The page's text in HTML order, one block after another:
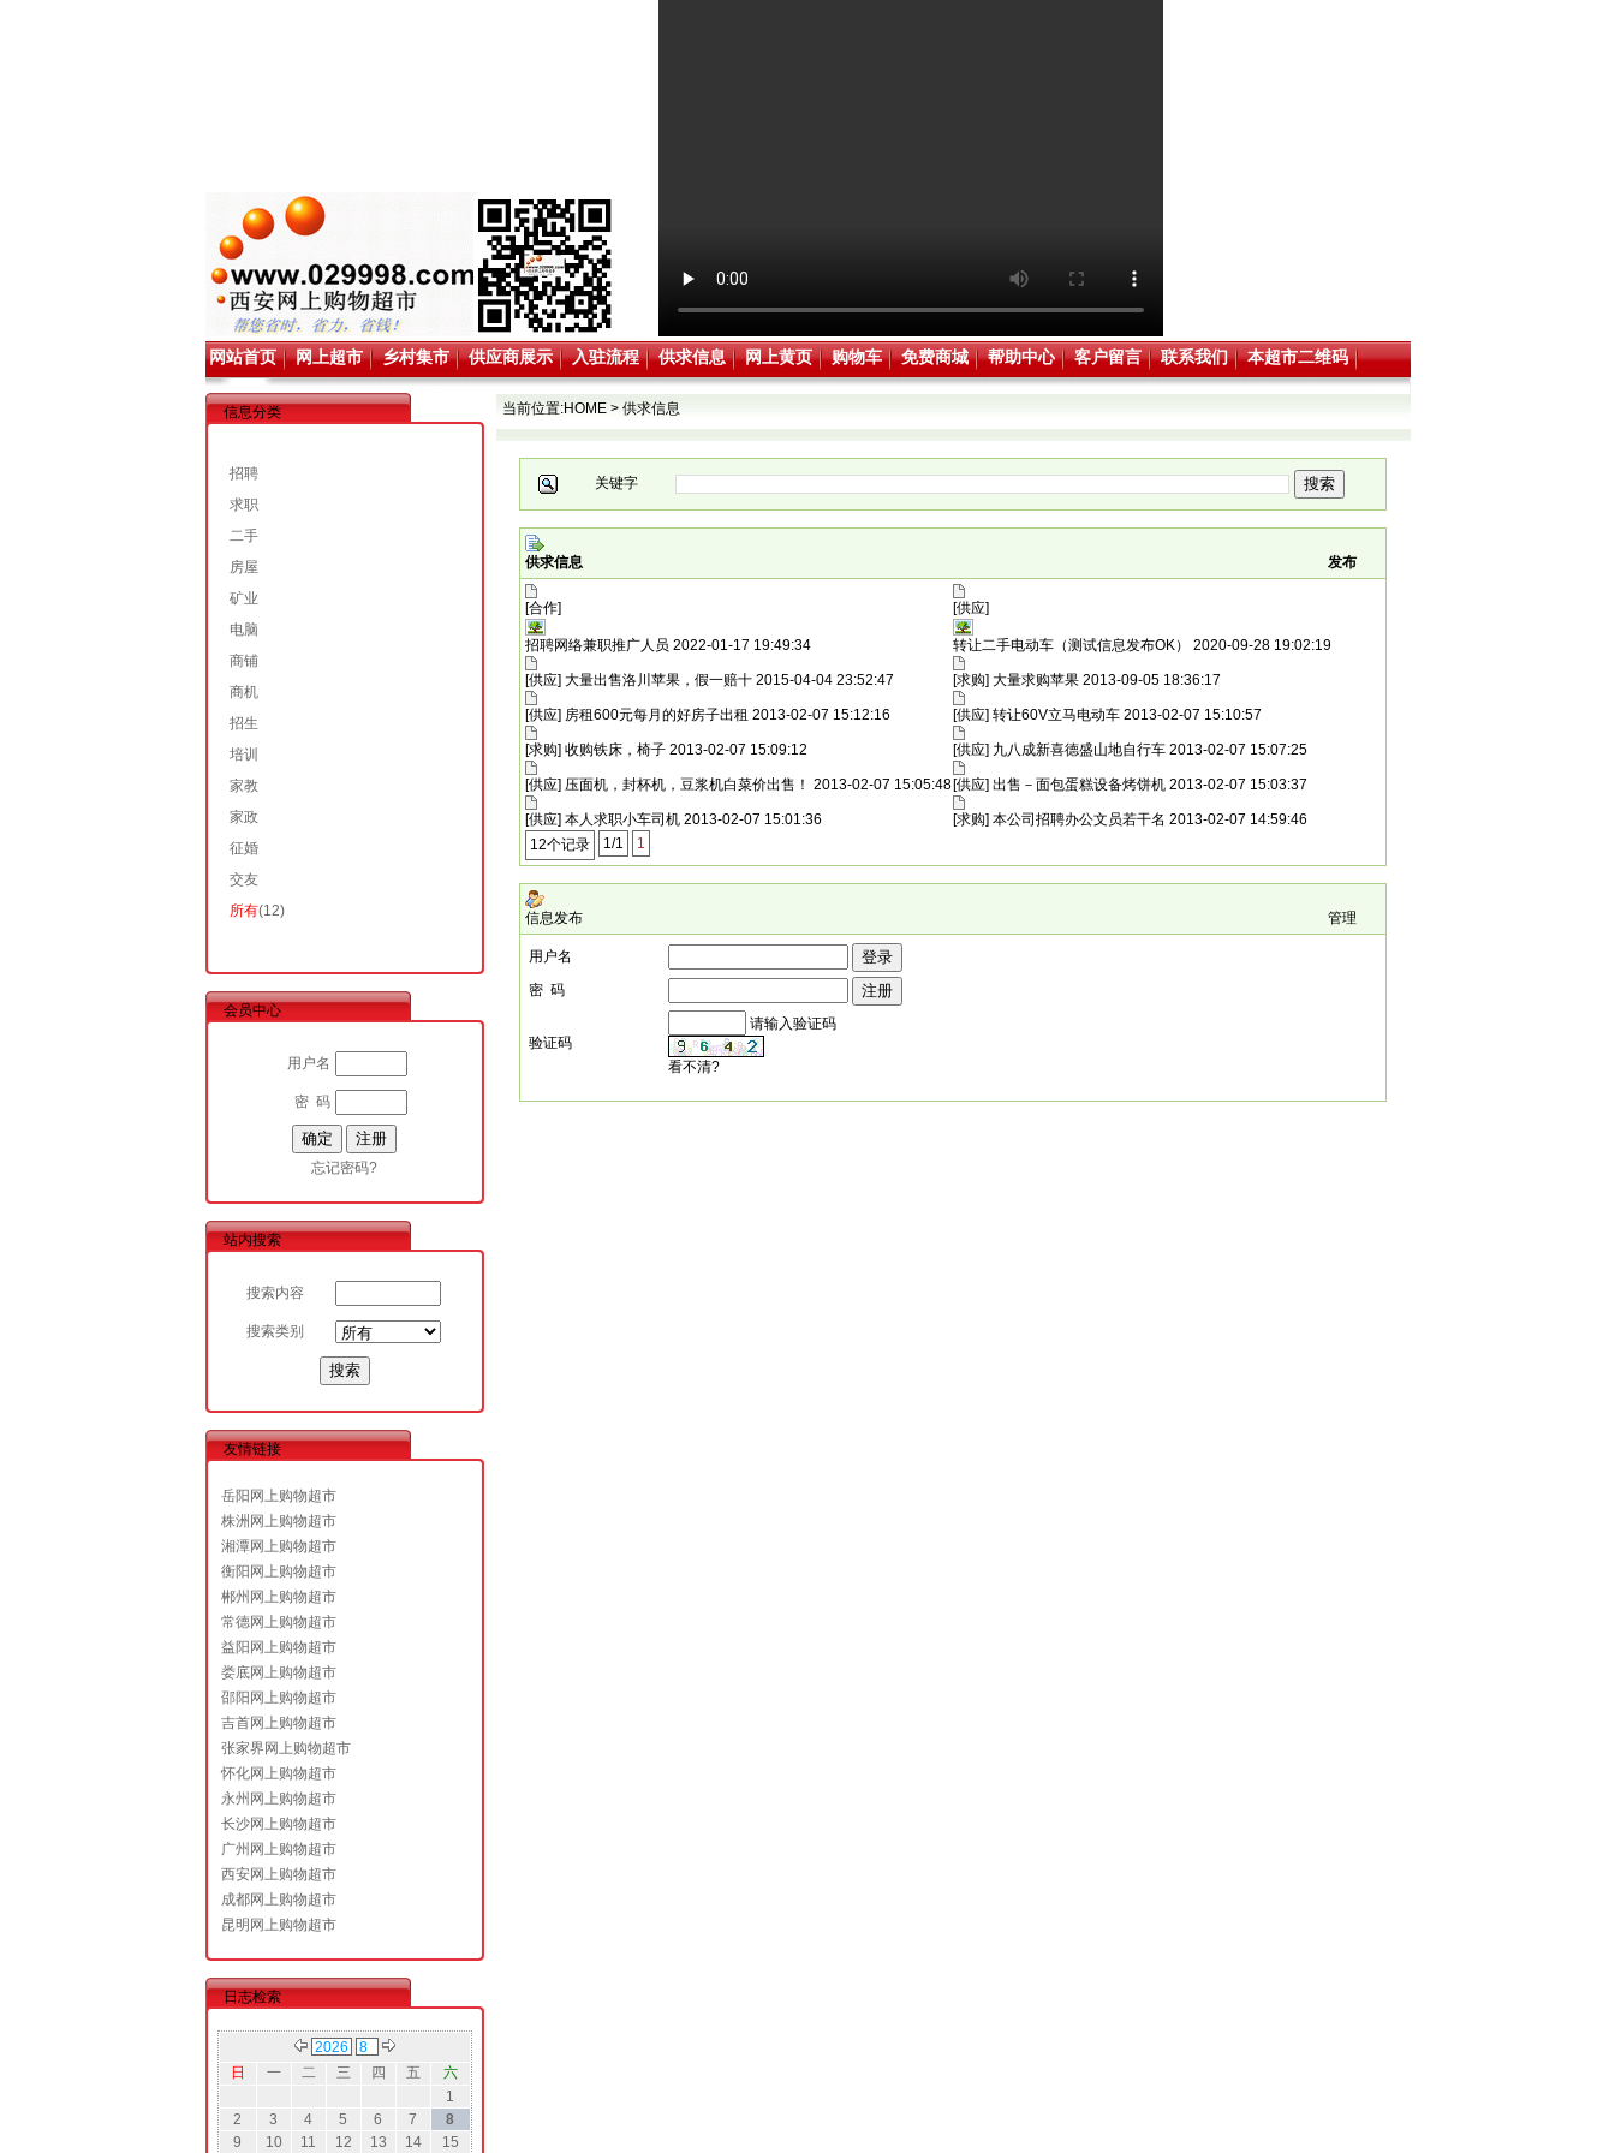
网站首页 网上超市 乡村集市 供应商展示 入驻流程 供求信息 网上黄页 购物车 免费商城 帮助中心 客户留言 联系我们 本超市二维码
信息分类
招聘
求职
二手
房屋
矿业
电脑
商铺
商机
招生
培训
家教
家政
征婚
交友
所有(12)
会员中心
用户名
密 码
忘记密码?
站内搜索
搜索内容
搜索类别
友情链接
岳阳网上购物超市
株洲网上购物超市
湘潭网上购物超市
衡阳网上购物超市
郴州网上购物超市
常德网上购物超市
益阳网上购物超市
娄底网上购物超市
邵阳网上购物超市
吉首网上购物超市
张家界网上购物超市
怀化网上购物超市
永州网上购物超市
长沙网上购物超市
广州网上购物超市
西安网上购物超市
成都网上购物超市
昆明网上购物超市
日志检索
日 一 二 三 四 五
六
1
2
3 4 5 6 7
8
9
10 11 12 13 14 15
当前位置:HOME> 供求信息
关键字
供求信息 发布
[合作]
招聘网络兼职推广人员 2022-01-17 19:49:34
[供应]
转让二手电动车（测试信息发布OK） 2020-09-28 19:02:19
[供应] 大量出售洛川苹果，假一赔十 2015-04-04 23:52:47 [求购] 大量求购苹果 2013-09-05 18:36:17
[供应] 房租600元每月的好房子出租 2013-02-07 15:12:16 [供应] 转让60V立马电动车 2013-02-07 15:10:57
[求购] 收购铁床，椅子 2013-02-07 15:09:12 [供应] 九八成新喜德盛山地自行车 2013-02-07 15:07:25
[供应] 压面机，封杯机，豆浆机白菜价出售！ 2013-02-07 15:05:48[供应] 出售－面包蛋糕设备烤饼机 2013-02-07 15:03:37
[供应] 本人求职小车司机 2013-02-07 15:01:36 [求购] 本公司招聘办公文员若干名 2013-02-07 14:59:46
12个记录
1/1 1
信息发布 管理
用户名
密 码
验证码
请输入验证码
看不清?